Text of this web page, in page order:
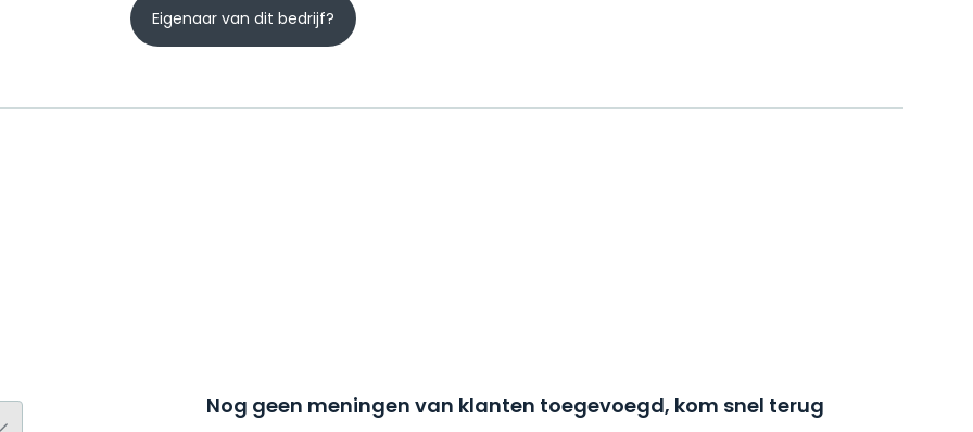
Eigenaar van dit bedrijf?
Nog geen meningen van klanten toegevoegd, kom snel terug